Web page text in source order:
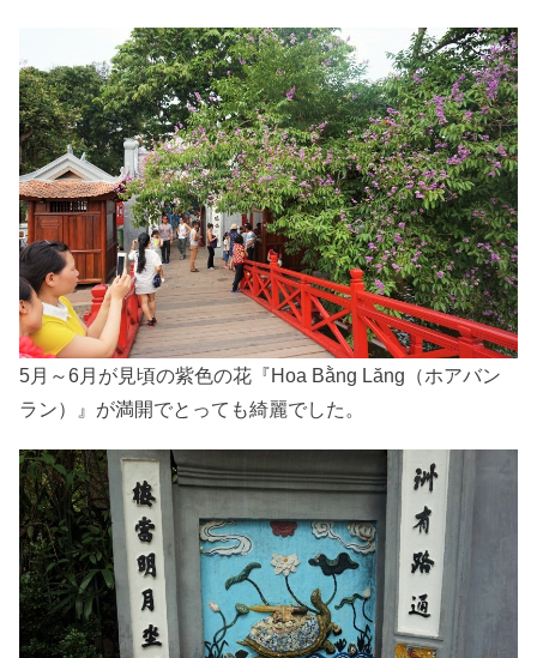
5月～6月が見頃の紫色の花『Hoa Bằng Lăng（ホアバン
ラン）』が満開でとっても綺麗でした。